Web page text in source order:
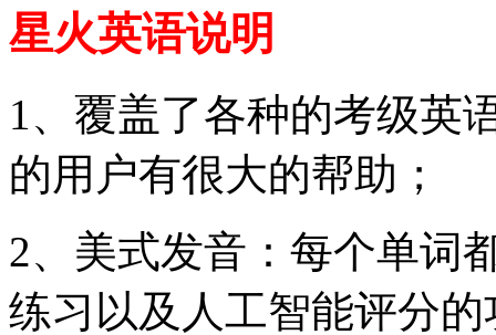
星火英语说明
1、覆盖了各种的考级英
的用户有很大的帮助；
2、美式发音：每个单词
练习以及人工智能评分的